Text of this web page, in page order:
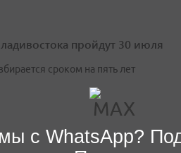
пройдут 30 июля
сроком на пять лет
с WhatsApp?